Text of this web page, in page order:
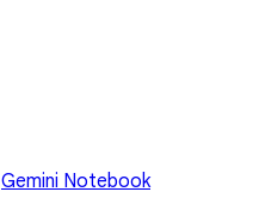
Gemini Notebook